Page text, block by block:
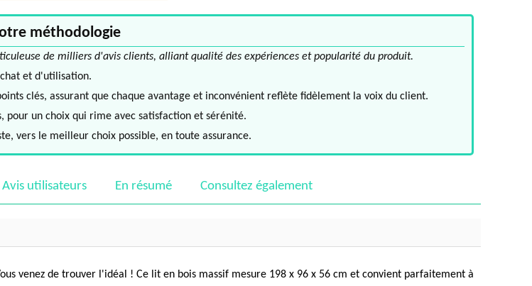
méthodologie
de milliers d'avis clients, alliant qualité des expériences et popularité du produit.
et d'utilisation.
clés, assurant que chaque avantage et inconvénient reflète fidèlement la voix du client.
pour un choix qui rime avec satisfaction et sérénité.
vers le meilleur choix possible, en toute assurance.
Avis utilisateurs En résumé Consultez également
venez de trouver l'idéal ! Ce lit en bois massif mesure 198 x 96 x 56 cm et convient parfaitement à